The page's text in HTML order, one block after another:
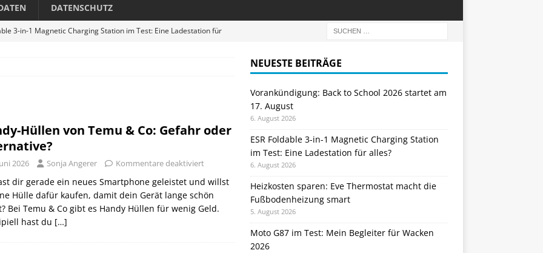
DATENSCHUTZ
3-in-1 Magnetic Charging Station im Test: Eine Ladestation für
von Lunartec: Großes LED-Display trifft auf bunte
Hüllen von Temu & Co: Gefahr oder
2026 Sonja Angerer Kommentare deaktiviert
dir gerade ein neues Smartphone geleistet und willst
Hülle dafür kaufen, damit dein Gerät lange schön
Bei Temu & Co gibt es Handy Hüllen für wenig Geld.
hast du […]
NEUESTE BEITRÄGE
Vorankündigung: Back to School 2026 startet am
17. August
6. August 2026
ESR Foldable 3-in-1 Magnetic Charging Station
im Test: Eine Ladestation für alles?
6. August 2026
Heizkosten sparen: Eve Thermostat macht die
Fußbodenheizung smart
5. August 2026
Moto G87 im Test: Mein Begleiter für Wacken
2026